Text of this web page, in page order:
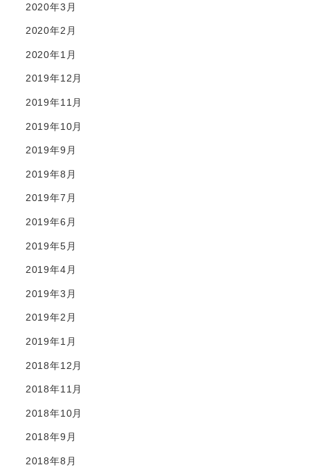
2020年3月
2020年2月
2020年1月
2019年12月
2019年11月
2019年10月
2019年9月
2019年8月
2019年7月
2019年6月
2019年5月
2019年4月
2019年3月
2019年2月
2019年1月
2018年12月
2018年11月
2018年10月
2018年9月
2018年8月